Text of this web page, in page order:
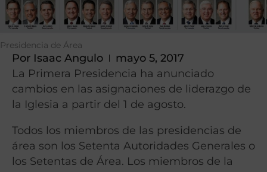
Presidencia de Área
Por Isaac Angulo
mayo 5, 2017
La Primera Presidencia ha anunciado
cambios en las asignaciones de liderazgo de
la Iglesia a partir del 1 de agosto.
Todos los miembros de las presidencias de
área son los Setenta Autoridades Generales o
los Setentas de Área. Los miembros de la